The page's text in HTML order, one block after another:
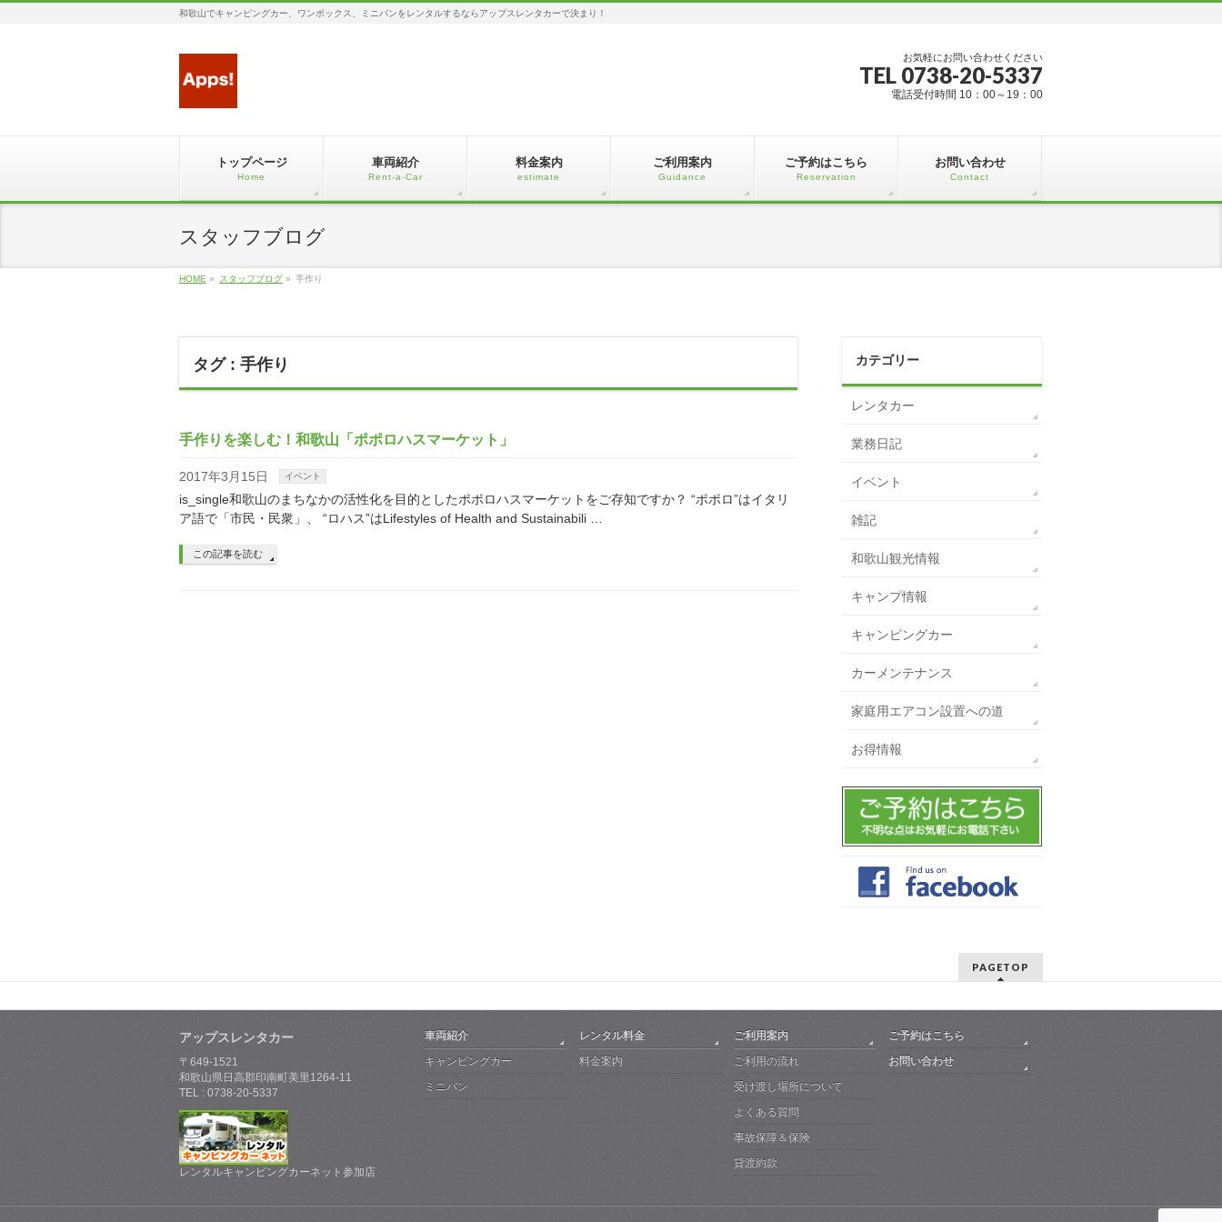
和歌山でキャンピングカー、ワンボックス、ミニバンをレンタルするならアップスレンタカーで決まり！
お気軽にお問い合わせください
TEL 0738-20-5337
電話受付時間 10：00～19：00
トップページ
Home
車両紹介
Rent-a-Car
料金案内
estimate
ご利用案内
Guidance
ご予約はこちら
Reservation
お問い合わせ
Contact
スタッフブログ
HOME » スタッフブログ » 手作り
タグ : 手作り
手作りを楽しむ！和歌山「ポポロハスマーケット」
2017年3月15日 イベント
is_single和歌山のまちなかの活性化を目的としたポポロハスマーケットをご存知ですか？ “ポポロ”はイタリ
ア語で「市民・民衆」、 “ロハス”はLifestyles of Health and Sustainabili …
この記事を読む
カテゴリー
レンタカー
業務日記
イベント
雑記
和歌山観光情報
キャンプ情報
キャンピングカー
カーメンテナンス
家庭用エアコン設置への道
お得情報
PAGETOP
アップスレンタカー
〒649-1521
和歌山県日高郡印南町美里1264-11
TEL : 0738-20-5337
レンタルキャンピングカーネット参加店
車両紹介
キャンピングカー
ミニバン
レンタル料金
料金案内
ご利用案内
ご利用の流れ
受け渡し場所について
よくある質問
事故保障＆保険
貸渡約款
ご予約はこちら
お問い合わせ